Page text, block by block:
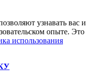
узнавать вас и
опыте. Это
использования